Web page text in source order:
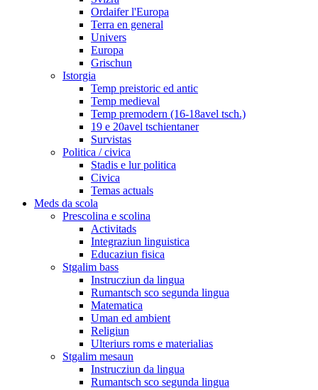
Ordaifer l'Europa
Terra en general
Univers
Europa
Grischun
Istorgia
Temp preistoric ed antic
Temp medieval
Temp premodern (16-18avel tsch.)
19 e 20avel tschientaner
Survistas
Politica / civica
Stadis e lur politica
Civica
Temas actuals
Meds da scola
Prescolina e scolina
Activitads
Integraziun linguistica
Educaziun fisica
Stgalim bass
Instrucziun da lingua
Rumantsch sco segunda lingua
Matematica
Uman ed ambient
Religiun
Ulteriurs roms e materialias
Stgalim mesaun
Instrucziun da lingua
Rumantsch sco segunda lingua